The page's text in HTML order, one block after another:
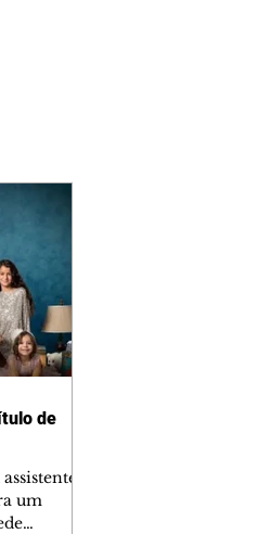
de
um